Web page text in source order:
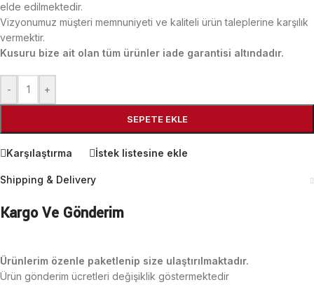
elde edilmektedir.
Vizyonumuz müşteri memnuniyeti ve kaliteli ürün taleplerine karşılık
vermektir.
Kusuru bize ait olan tüm ürünler iade garantisi altındadır.
- +
SEPETE EKLE
Karşılaştırma İstek listesine ekle
Shipping & Delivery
Kargo Ve Gönderim
Ürünlerim özenle paketlenip size ulaştırılmaktadır.
Ürün gönderim ücretleri değişiklik göstermektedir